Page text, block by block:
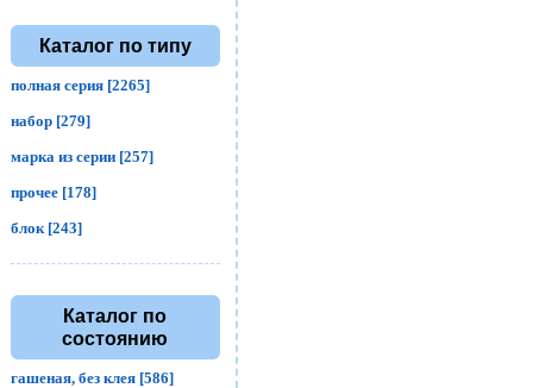
Каталог по типу
полная серия [2265]
набор [279]
марка из серии [257]
прочее [178]
блок [243]
Каталог по
состоянию
гашеная, без клея [586]